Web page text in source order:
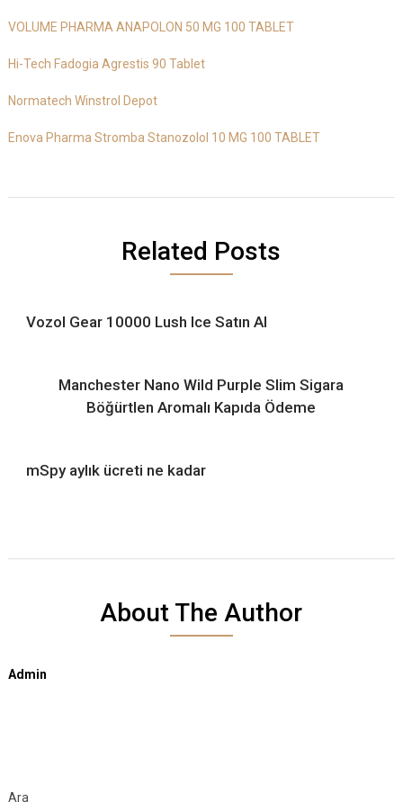
VOLUME PHARMA ANAPOLON 50 MG 100 TABLET
Hi-Tech Fadogia Agrestis 90 Tablet
Normatech Winstrol Depot
Enova Pharma Stromba Stanozolol 10 MG 100 TABLET
Related Posts
Vozol Gear 10000 Lush Ice Satın Al
Manchester Nano Wild Purple Slim Sigara
Böğürtlen Aromalı Kapıda Ödeme
mSpy aylık ücreti ne kadar
About The Author
Admin
Ara